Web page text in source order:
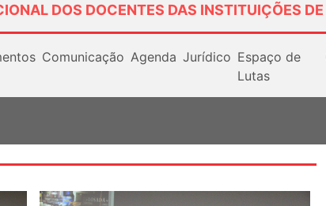
DOS DOCENTES DAS INSTITUIÇÕES DE
Comunicação Agenda Jurídico Espaço de
Lutas